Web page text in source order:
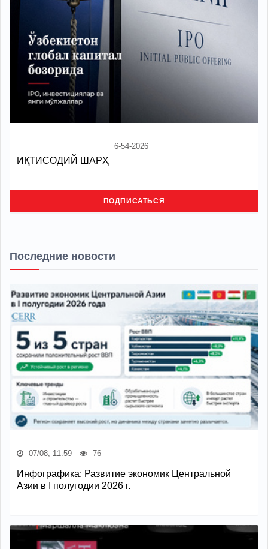
6-54-2026
ИҚТИСОДИЙ ШАРҲ
ПОДПИСАТЬСЯ
Последние новости
07/08, 11:59 76
Инфографика: Развитие экономик Центральной
Азии в I полугодии 2026 г.